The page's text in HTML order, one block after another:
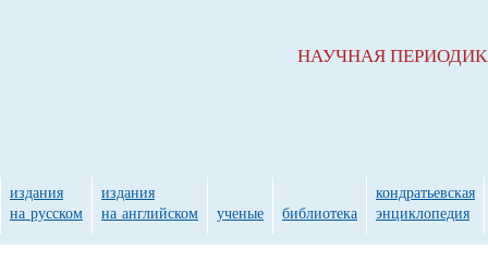
НАУЧНАЯ
издания
на русском
издания
на английском
ученые библиотека
кондратьевская
энциклопедия